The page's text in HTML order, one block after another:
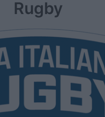
Rugby